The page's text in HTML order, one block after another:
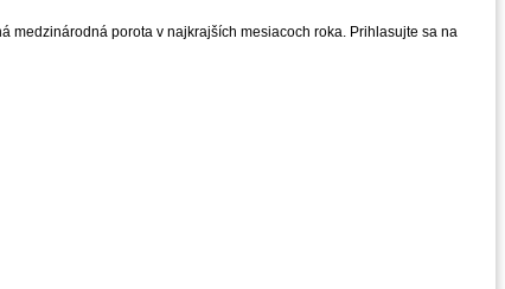
medzinárodná porota v najkrajších mesiacoch roka. Prihlasujte sa na